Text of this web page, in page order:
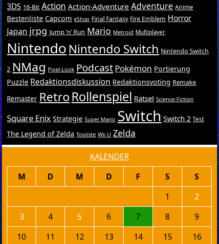
3DS 16-Bit Action Action-Adventure Adventure Anime
Bestenliste Capcom eShop Final Fantasy Fire Emblem Horror
Japan jrpg Jump ’n’ Run Mario Metroid Multiplayer
Nintendo Nintendo Switch Nintendo Switch
2 NMag Pixel-Look Podcast Pokémon Portierung
Puzzle Redaktionsdiskussion Redaktionsvoting Remake
Remaster RetroRollenspiel Rätsel Science-Fiction
Square Enix Strategie Super Mario Switch Switch 2 Test
The Legend of Zelda Topliste Wii U Zelda
KALENDER
M D M D F S
S
1
2
3
4 5 6 7 8
9
10
11 12 13 14 15
16